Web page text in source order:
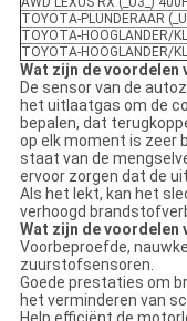
TOYOTA-PLUNDERAAR
TOYOTA-HOOGLANDER/
TOYOTA-HOOGLANDER/
Wat zijn de voordelen
De sensor van de
het uitlaatgas om de
bepalen, dat
op elk moment is zeer
staat van de
ervoor zorgen dat de
Als het lekt, kan het
verhoogd
Wat zijn de voordelen
Voorbeproefde,
zuurstofsensoren.
Goede prestaties om
het verminderen van